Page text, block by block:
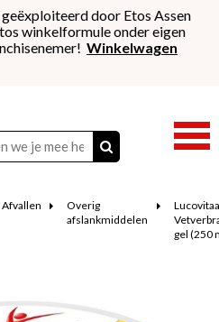
door Etos Assen
winkelformule onder eigen
Winkelwagen
Afvallen
Overig
afslankmiddelen
gel (250